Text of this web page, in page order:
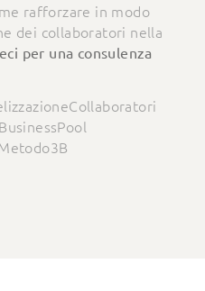
rafforzare in modo
dei collaboratori nella
per una consulenza